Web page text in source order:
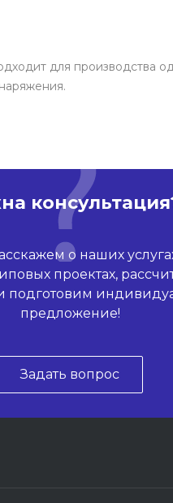
для производства
о наших
проектах,
подготовим
предложение!
Задать вопрос